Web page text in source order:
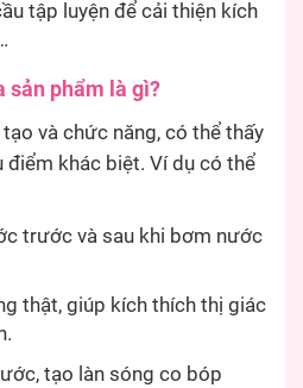
tập luyện để cải thiện kích
sản phẩm là gì?
và chức năng, có thể thấy
điểm khác biệt. Ví dụ có thể
trước và sau khi bơm nước
thật, giúp kích thích thị giác
tạo làn sóng co bóp